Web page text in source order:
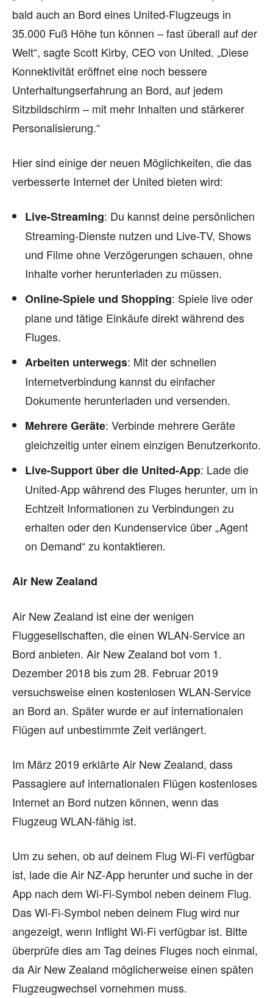
bald auch an Bord eines United-Flugzeugs in
35.000 Fuß Höhe tun können – fast überall auf der
Welt“, sagte Scott Kirby, CEO von United. „Diese
Konnektivität eröffnet eine noch bessere
Unterhaltungserfahrung an Bord, auf jedem
Sitzbildschirm – mit mehr Inhalten und stärkerer
Personalisierung.“
Hier sind einige der neuen Möglichkeiten, die das
verbesserte Internet der United bieten wird:
Live-Streaming: Du kannst deine persönlichen
Streaming-Dienste nutzen und Live-TV, Shows
und Filme ohne Verzögerungen schauen, ohne
Inhalte vorher herunterladen zu müssen.
Online-Spiele und Shopping: Spiele live oder
plane und tätige Einkäufe direkt während des
Fluges.
Arbeiten unterwegs: Mit der schnellen
Internetverbindung kannst du einfacher
Dokumente herunterladen und versenden.
Mehrere Geräte: Verbinde mehrere Geräte
gleichzeitig unter einem einzigen Benutzerkonto.
Live-Support über die United-App: Lade die
United-App während des Fluges herunter, um in
Echtzeit Informationen zu Verbindungen zu
erhalten oder den Kundenservice über „Agent
on Demand“ zu kontaktieren.
Air New Zealand
Air New Zealand ist eine der wenigen
Fluggesellschaften, die einen WLAN-Service an
Bord anbieten. Air New Zealand bot vom 1.
Dezember 2018 bis zum 28. Februar 2019
versuchsweise einen kostenlosen WLAN-Service
an Bord an. Später wurde er auf internationalen
Flügen auf unbestimmte Zeit verlängert.
Im März 2019 erklärte Air New Zealand, dass
Passagiere auf internationalen Flügen kostenloses
Internet an Bord nutzen können, wenn das
Flugzeug WLAN-fähig ist.
Um zu sehen, ob auf deinem Flug Wi-Fi verfügbar
ist, lade die Air NZ-App herunter und suche in der
App nach dem Wi-Fi-Symbol neben deinem Flug.
Das Wi-Fi-Symbol neben deinem Flug wird nur
angezeigt, wenn Inflight Wi-Fi verfügbar ist. Bitte
überprüfe dies am Tag deines Fluges noch einmal,
da Air New Zealand möglicherweise einen späten
Flugzeugwechsel vornehmen muss.